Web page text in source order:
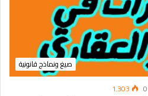
صيغ ونماذج قانونية
0 1٬303